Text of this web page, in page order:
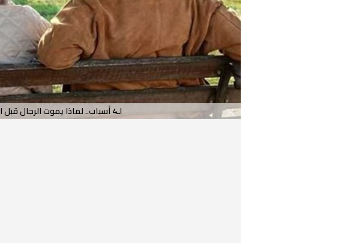
لـ4 أسباب.. لماذا يموت الرجال قبل النساء؟